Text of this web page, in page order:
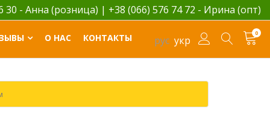
30 - Анна (розница) | +38 (066) 576 74 72 - Ирина (опт)
рус укр
0
О НАС КОНТАКТЫ